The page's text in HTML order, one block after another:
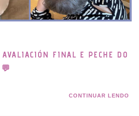
FINAL E PECHE DO
CONTINUAR LENDO